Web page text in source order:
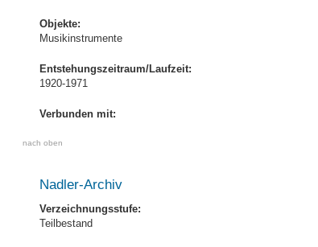
Objekte:
Musikinstrumente
Entstehungszeitraum/Laufzeit:
1920-1971
Verbunden mit:
nach oben
Nadler-Archiv
Verzeichnungsstufe:
Teilbestand